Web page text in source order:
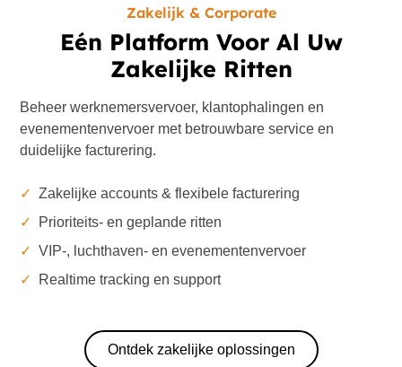
Zakelijk & Corporate
Eén Platform Voor Al Uw
Zakelijke Ritten
Beheer werknemersvervoer, klantophalingen en
evenementenvervoer met betrouwbare service en
duidelijke facturering.
✓
Zakelijke accounts & flexibele facturering
✓
Prioriteits- en geplande ritten
✓
VIP-, luchthaven- en evenementenvervoer
✓
Realtime tracking en support
Ontdek zakelijke oplossingen